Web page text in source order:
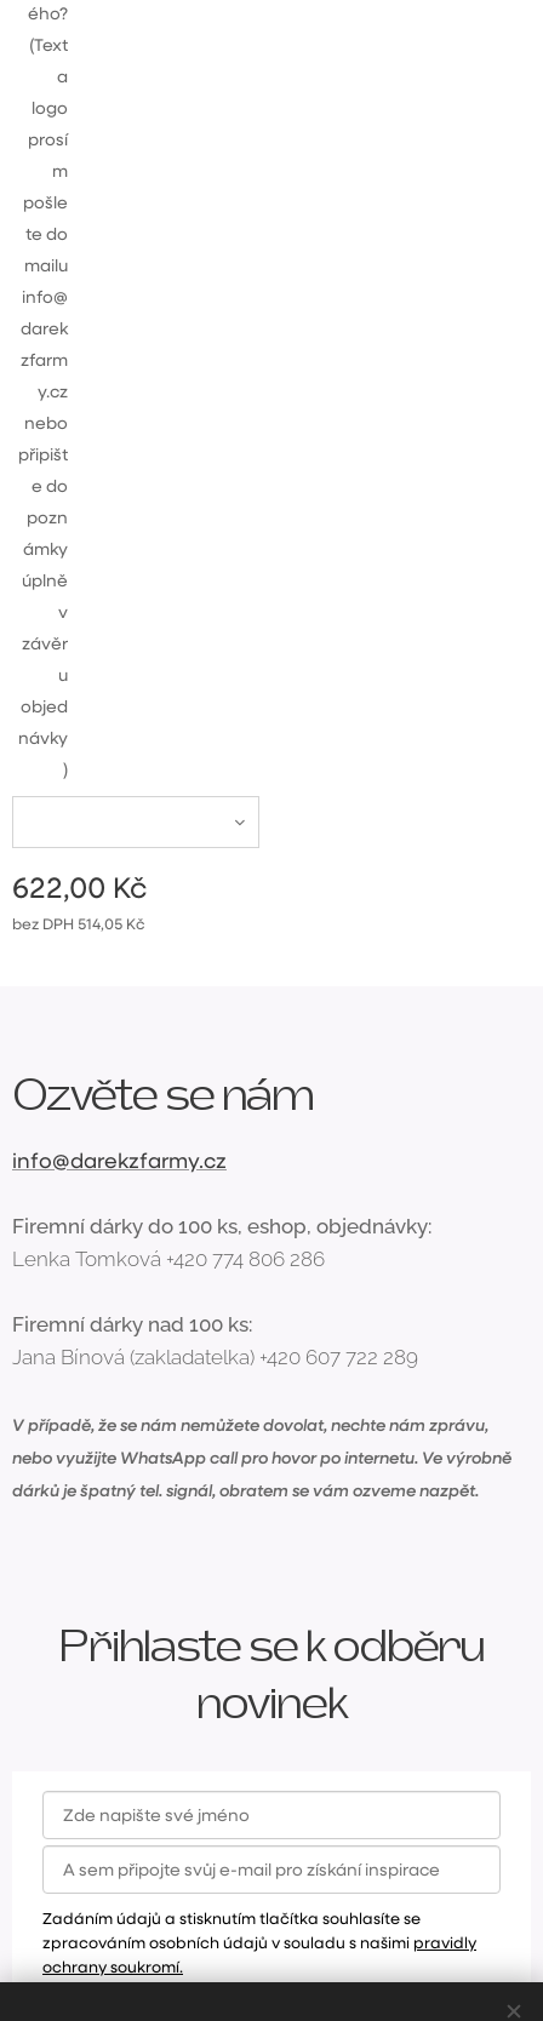
ého?
(Text
a
logo
prosí
m
pošle
te do
mailu
info@
darek
zfarm
y.cz
nebo
připišt
e do
pozn
ámky
úplně
v
závěr
u
objed
návky
)
622,00 Kč
bez DPH 514,05 Kč
Ozvěte se nám
info@darekzfarmy.cz
Firemní dárky do 100 ks, eshop, objednávky:
Lenka Tomková +420 774 806 286
Firemní dárky nad 100 ks:
Jana Bínová (zakladatelka) +420 607 722 289
V případě, že se nám nemůžete dovolat, nechte nám zprávu,
nebo využijte WhatsApp call pro hovor po internetu. Ve výrobně
dárků je špatný tel. signál, obratem se vám ozveme nazpět.
Přihlaste se k odběru
novinek
Zadáním údajů a stisknutím tlačítka souhlasíte se
zpracováním osobních údajů v souladu s našimi pravidly
ochrany soukromí.